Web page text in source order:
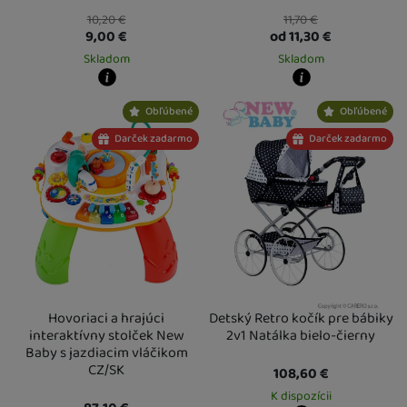
10,20€
9,00€
Skladom
Kdy zboží dostanete?
Osobný odber vo výdajnom mieste10. 8.
U Vás doma11. 8.
3 a více ks:Osobný odber vo výdajnom mieste14. 8.
U Vás doma17. 8.
11,70€
od 11,30€
Skladom
Kdy zboží dostanete?
skladem 1 ks:Osobný odber vo
U Vás doma11. 8.
2 a více ks:Osobný odber vo
U Vás doma17. 8.
Obľúbené
Darček zadarmo
Hovoriaci a hrajúci
interaktívny stolček New
Baby s jazdiacim vláčikom
CZ/SK
Obľúbené
Darček zadarmo
Detský Retro kočík pre bábiky
2v1 Natálka bielo-čierny
108,60€
K dispozícii